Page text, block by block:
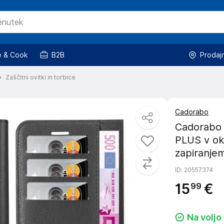
& Cook B2B
Zaščitni ovitki in torbice
Cadorabo
PLUS v
ID: 20557374
1599 €
Na